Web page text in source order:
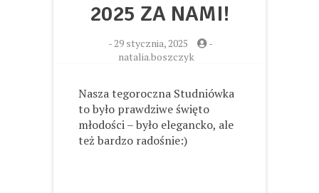
2025 ZA NAMI!
-29 stycznia, 2025
-
natalia.boszczyk
Nasza tegoroczna Studniówka
to było prawdziwe święto
młodości – było elegancko, ale
też bardzo radośnie:)